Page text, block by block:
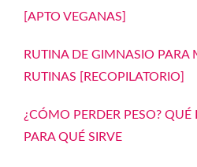
[APTO VEGANAS]
RUTINA DE GIMNASIO PARA
RUTINAS [RECOPILATORIO]
¿CÓMO PERDER PESO? QUÉ
PARA QUÉ SIRVE